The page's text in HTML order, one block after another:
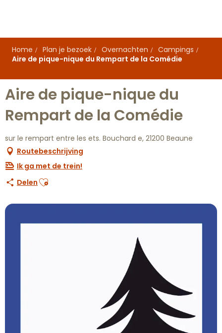
principal
Home
Plan je bezoek Overnachten
Campings
Aire de pique-nique du Rempart de la Comédie
Aire de pique-nique du
Rempart de la Comédie
sur le rempart entre les ets. Bouchard e, 21200 Beaune
Routebeschrijving
Ik ga met de trein!
Delen Ajouter aux favoris